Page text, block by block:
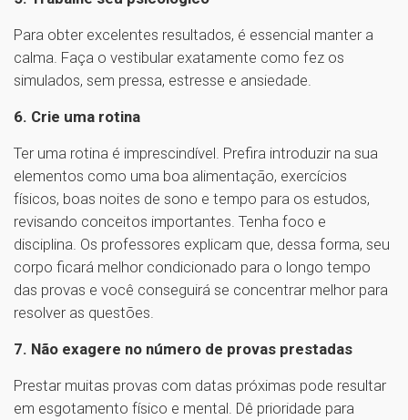
Para obter excelentes resultados, é essencial manter a
calma. Faça o vestibular exatamente como fez os
simulados, sem pressa, estresse e ansiedade.
6. Crie uma rotina
Ter uma rotina é imprescindível. Prefira introduzir na sua
elementos como uma boa alimentação, exercícios
físicos, boas noites de sono e tempo para os estudos,
revisando conceitos importantes. Tenha foco e
disciplina. Os professores explicam que, dessa forma, seu
corpo ficará melhor condicionado para o longo tempo
das provas e você conseguirá se concentrar melhor para
resolver as questões.
7. Não exagere no número de provas prestadas
Prestar muitas provas com datas próximas pode resultar
em esgotamento físico e mental. Dê prioridade para